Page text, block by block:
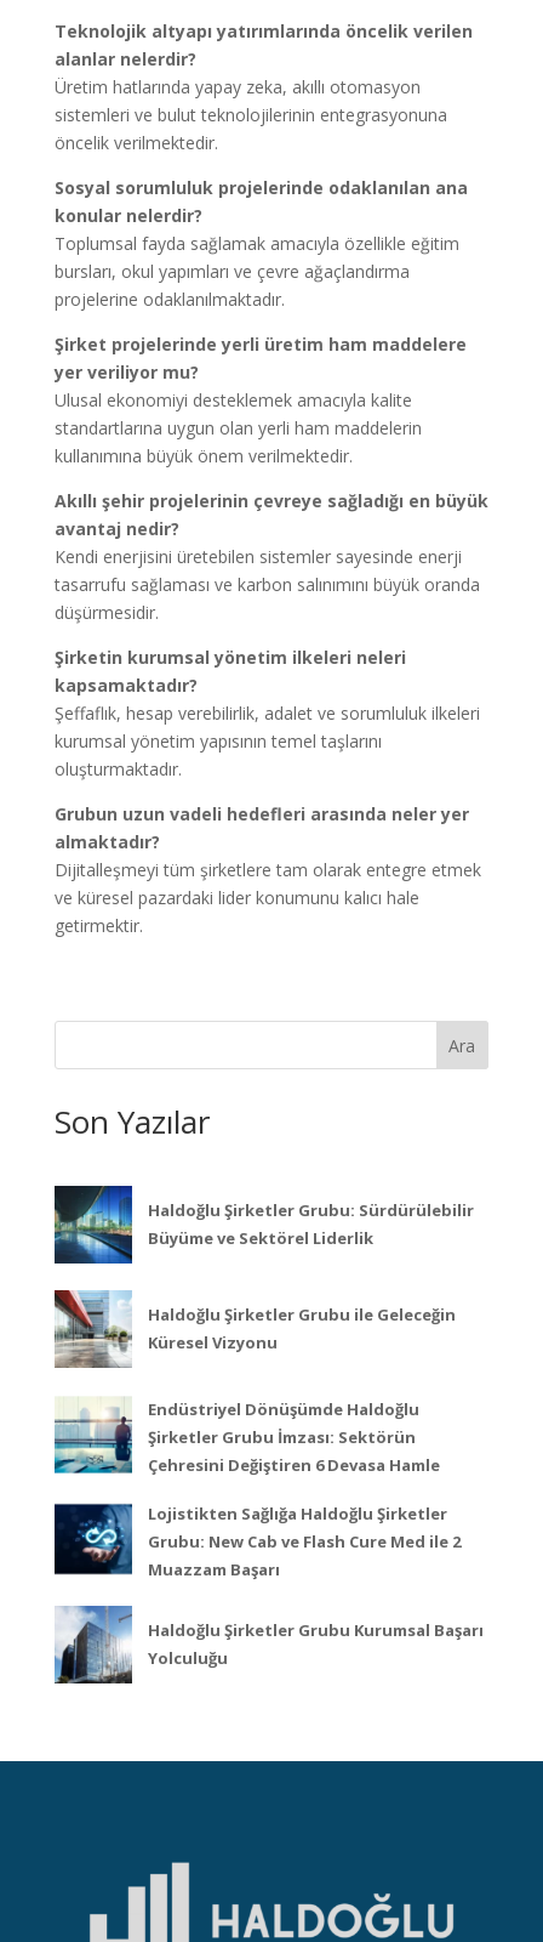
Teknolojik altyapı yatırımlarında öncelik verilen
alanlar nelerdir?
Üretim hatlarında yapay zeka, akıllı otomasyon
sistemleri ve bulut teknolojilerinin entegrasyonuna
öncelik verilmektedir.
Sosyal sorumluluk projelerinde odaklanılan ana
konular nelerdir?
Toplumsal fayda sağlamak amacıyla özellikle eğitim
bursları, okul yapımları ve çevre ağaçlandırma
projelerine odaklanılmaktadır.
Şirket projelerinde yerli üretim ham maddelere
yer veriliyor mu?
Ulusal ekonomiyi desteklemek amacıyla kalite
standartlarına uygun olan yerli ham maddelerin
kullanımına büyük önem verilmektedir.
Akıllı şehir projelerinin çevreye sağladığı en büyük
avantaj nedir?
Kendi enerjisini üretebilen sistemler sayesinde enerji
tasarrufu sağlaması ve karbon salınımını büyük oranda
düşürmesidir.
Şirketin kurumsal yönetim ilkeleri neleri
kapsamaktadır?
Şeffaflık, hesap verebilirlik, adalet ve sorumluluk ilkeleri
kurumsal yönetim yapısının temel taşlarını
oluşturmaktadır.
Grubun uzun vadeli hedefleri arasında neler yer
almaktadır?
Dijitalleşmeyi tüm şirketlere tam olarak entegre etmek
ve küresel pazardaki lider konumunu kalıcı hale
getirmektir.
Ara
Son Yazılar
Haldoğlu Şirketler Grubu: Sürdürülebilir
Büyüme ve Sektörel Liderlik
Haldoğlu Şirketler Grubu ile Geleceğin
Küresel Vizyonu
Endüstriyel Dönüşümde Haldoğlu
Şirketler Grubu İmzası: Sektörün
Çehresini Değiştiren 6 Devasa Hamle
Lojistikten Sağlığa Haldoğlu Şirketler
Grubu: New Cab ve Flash Cure Med ile 2
Muazzam Başarı
Haldoğlu Şirketler Grubu Kurumsal Başarı
Yolculuğu